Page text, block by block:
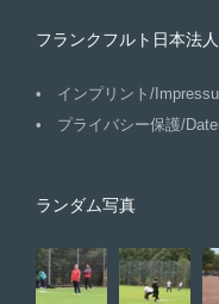
フランクフルト日本法
インプリント/
プライバシー保護/
ランダム写真